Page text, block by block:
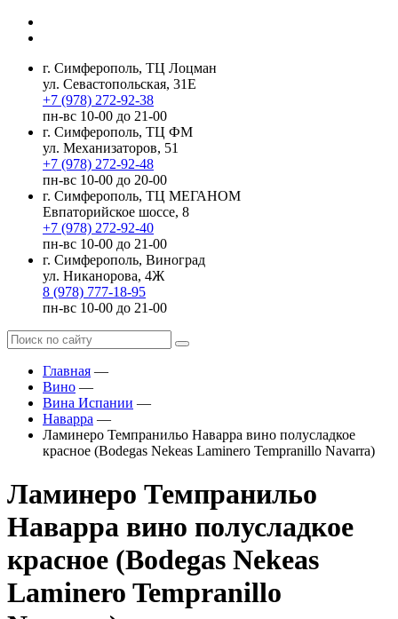
г. Симферополь, ТЦ Лоцман
ул. Севастопольская, 31Е
+7 (978) 272-92-38
пн-вс 10-00 до 21-00
г. Симферополь, ТЦ ФМ
ул. Механизаторов, 51
+7 (978) 272-92-48
пн-вс 10-00 до 20-00
г. Симферополь, ТЦ МЕГАНОМ
Евпаторийское шоссе, 8
+7 (978) 272-92-40
пн-вс 10-00 до 21-00
г. Симферополь, Виноград
ул. Никанорова, 4Ж
8 (978) 777-18-95
пн-вс 10-00 до 21-00
Главная —
Вино —
Вина Испании —
Наварра —
Ламинеро Темпранильо Наварра вино полусладкое
красное (Bodegas Nekeas Laminero Tempranillo Navarra)
Ламинеро Темпранильо
Наварра вино полусладкое
красное (Bodegas Nekeas
Laminero Tempranillo